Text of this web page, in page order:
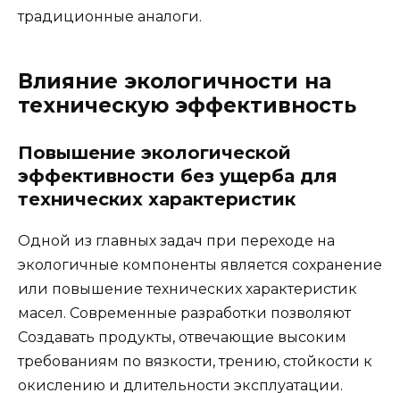
традиционные аналоги.
Влияние экологичности на
техническую эффективность
Повышение экологической
эффективности без ущерба для
технических характеристик
Одной из главных задач при переходе на
экологичные компоненты является сохранение
или повышение технических характеристик
масел. Современные разработки позволяют
Создавать продукты, отвечающие высоким
требованиям по вязкости, трению, стойкости к
окислению и длительности эксплуатации.